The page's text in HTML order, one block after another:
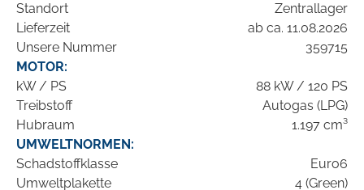
Standort
Zentrallager
Lieferzeit
ab ca. 11.08.2026
Unsere Nummer
359715
MOTOR:
kW / PS
88 kW / 120 PS
Treibstoff
Autogas (LPG)
Hubraum
1.197 cm³
UMWELTNORMEN:
Schadstoffklasse
Euro6
Umweltplakette
4 (Green)